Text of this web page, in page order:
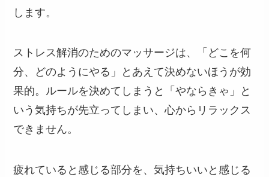
します。
ストレス解消のためのマッサージは、「どこを何
分、どのようにやる」とあえて決めないほうが効
果的。ルールを決めてしまうと「やならきゃ」と
いう気持ちが先立ってしまい、心からリラックス
できません。
疲れていると感じる部分を、気持ちいいと感じる